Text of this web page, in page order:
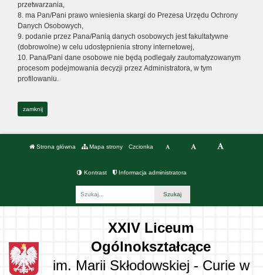
przetwarzania,
8. ma Pan/Pani prawo wniesienia skargi do Prezesa Urzędu Ochrony
Danych Osobowych,
9. podanie przez Pana/Panią danych osobowych jest fakultatywne
(dobrowolne) w celu udostępnienia strony internetowej,
10. Pana/Pani dane osobowe nie będą podlegały zautomatyzowanym
procesom podejmowania decyzji przez Administratora, w tym
profilowaniu.
zamknij
Strona główna Mapa strony Czcionka
Kontrast Informacja administratora
XXIV Liceum
Ogólnokształcące
im. Marii Skłodowskiej - Curie w